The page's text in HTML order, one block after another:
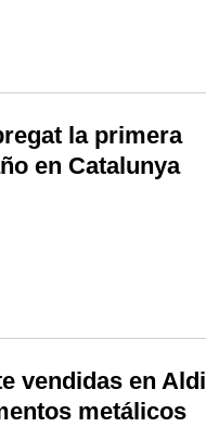
la primera
en Catalunya
vendidas en Aldi
metálicos